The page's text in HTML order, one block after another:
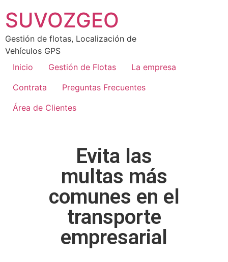
SUVOZGEO
Gestión de flotas, Localización de
Vehículos GPS
Inicio
Gestión de Flotas
La empresa
Contrata
Preguntas Frecuentes
Área de Clientes
Evita las
multas más
comunes en el
transporte
empresarial